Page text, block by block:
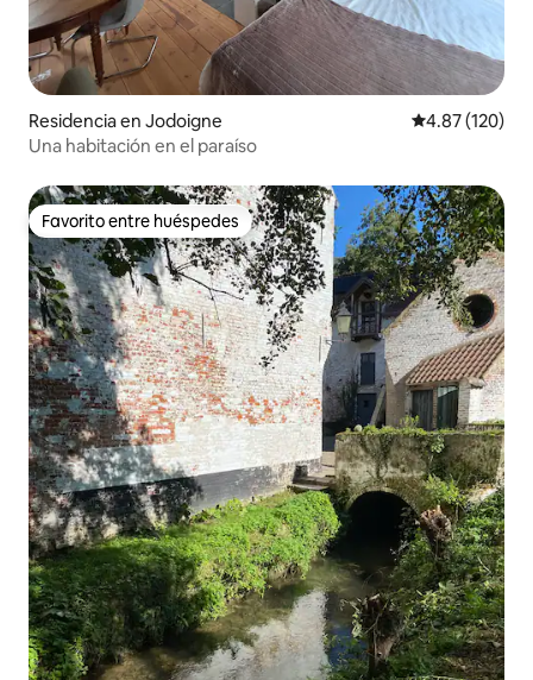
Residencia en Jodoigne Calificación
4.87 (120)
Una habitación en el paraíso
Favorito entre huéspedes
Favorito entre huéspedes